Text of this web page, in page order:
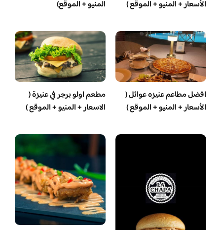
الأسعار + المنيو + الموقع ) المنيو + الموقع)
افضل مطاعم عنيزه عوائل (
الأسعار + المنيو + الموقع )
مطعم اولو برجر في عنيزة (
الاسعار + المنيو + الموقع )